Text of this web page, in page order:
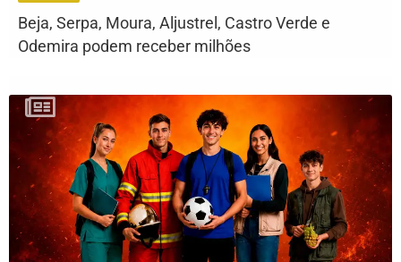
Beja, Serpa, Moura, Aljustrel, Castro Verde e
Odemira podem receber milhões